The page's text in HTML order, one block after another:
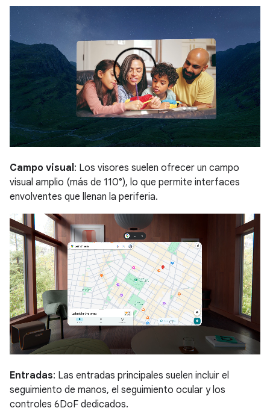
Campo visual : Los visores suelen ofrecer un campo
visual amplio (más de 110°), lo que permite interfaces
envolventes que llenan la periferia.
Entradas: Las entradas principales suelen incluir el
seguimiento de manos, el seguimiento ocular y los
controles 6DoF dedicados.